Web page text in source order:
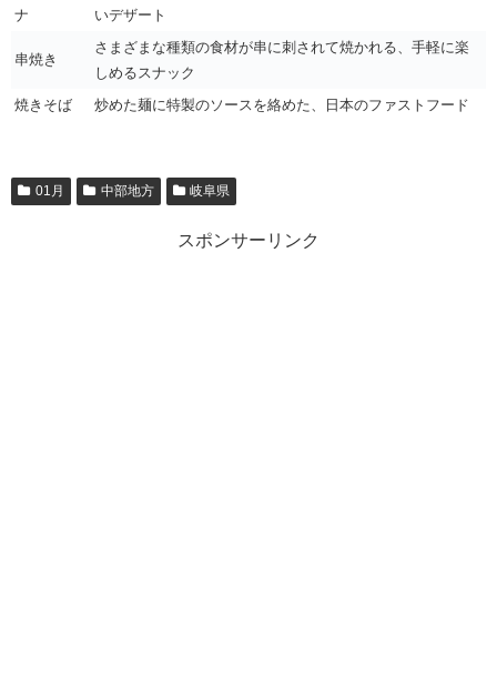
ナ
いデザート
串焼き
さまざまな種類の食材が串に刺されて焼かれる、手軽に楽
しめるスナック
焼きそば
炒めた麺に特製のソースを絡めた、日本のファストフード
01月 中部地方 岐阜県
スポンサーリンク